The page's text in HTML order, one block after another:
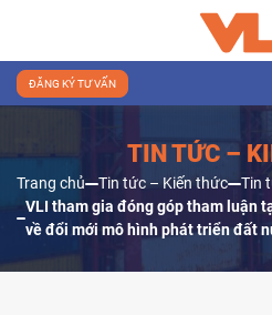
ĐĂNG KÝ TƯ VẤN
TIN TỨC –
Trang chủ Tin tức – Kiến thức
Tin
VLI tham gia đóng góp tham luận
về đổi mới mô hình phát triển đất